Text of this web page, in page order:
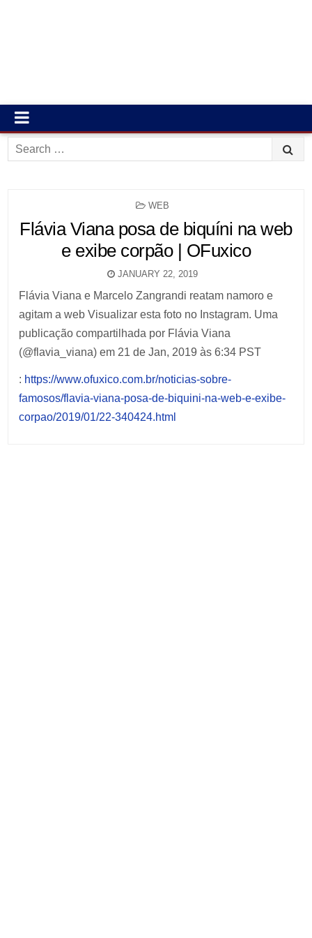
Search
for:
POSTED
WEB
Flávia Viana posa de biquíni na web
e exibe corpão | OFuxico
JANUARY 22, 2019
Flávia Viana e Marcelo Zangrandi reatam namoro e
agitam a web Visualizar esta foto no Instagram. Uma
publicação compartilhada por Flávia Viana
(@flavia_viana) em 21 de Jan, 2019 às 6:34 PST
: https://www.ofuxico.com.br/noticias-sobre-
famosos/flavia-viana-posa-de-biquini-na-web-e-exibe-
corpao/2019/01/22-340424.html